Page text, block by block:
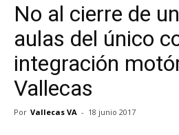
No al cierre de
aulas del único
integración
Vallecas
Por Vallecas VA - 18 junio 2017